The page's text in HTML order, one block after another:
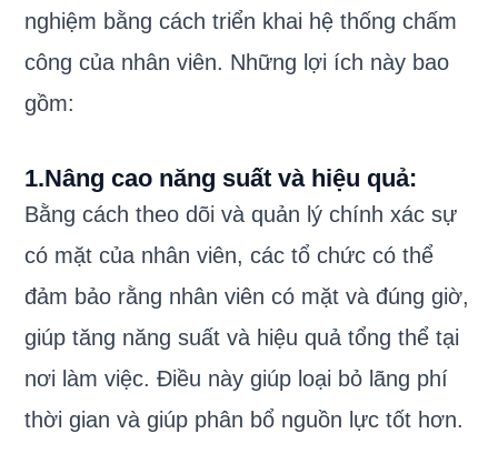
nghiệm bằng cách triển khai hệ thống chấm
công của nhân viên. Những lợi ích này bao
gồm:
1.Nâng cao năng suất và hiệu quả:
Bằng cách theo dõi và quản lý chính xác sự
có mặt của nhân viên, các tổ chức có thể
đảm bảo rằng nhân viên có mặt và đúng giờ,
giúp tăng năng suất và hiệu quả tổng thể tại
nơi làm việc. Điều này giúp loại bỏ lãng phí
thời gian và giúp phân bổ nguồn lực tốt hơn.